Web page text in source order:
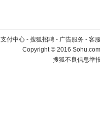
支付中心 - 搜狐招聘 - 广告服务 - 客
Copyright©2016
搜狐不良信息举